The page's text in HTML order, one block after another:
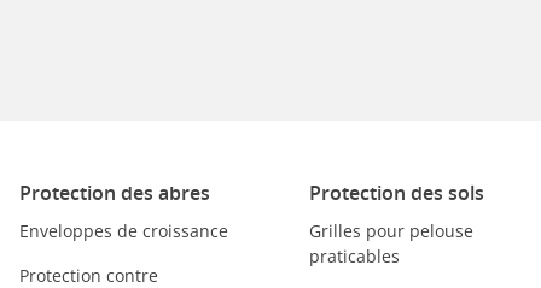
Protection des abres
Enveloppes de croissance
Protection contre
Protection des sols
Grilles pour pelouse
praticables